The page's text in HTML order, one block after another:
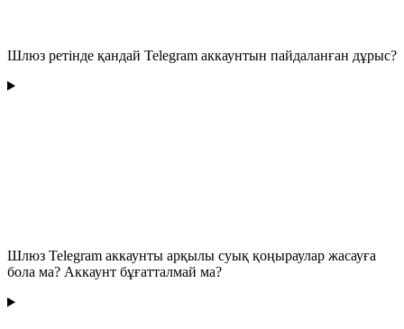
Шлюз ретінде қандай Telegram аккаунтын пайдаланған дұрыс?
Шлюз Telegram аккаунты арқылы суық қоңыраулар жасауға
бола ма? Аккаунт бұғатталмай ма?